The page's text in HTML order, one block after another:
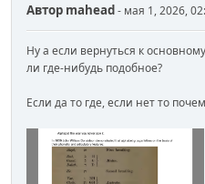
Автор mahead- мая 1, 2026,
Ну а если вернуться к
ли где-нибудь подобное?
Если да то где, если нет то